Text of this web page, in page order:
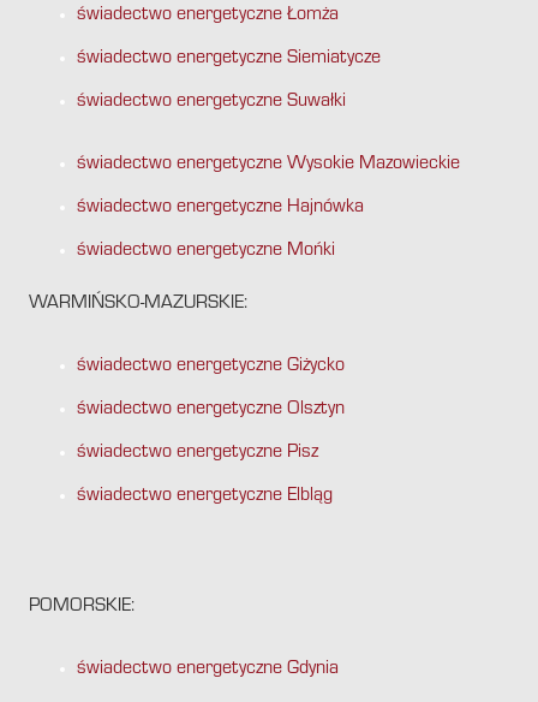
świadectwo energetyczne Łomża
świadectwo energetyczne Siemiatycze
świadectwo energetyczne Suwałki
świadectwo energetyczne Wysokie Mazowieckie
świadectwo energetyczne Hajnówka
świadectwo energetyczne Mońki
WARMIŃSKO-MAZURSKIE:
świadectwo energetyczne Giżycko
świadectwo energetyczne Olsztyn
świadectwo energetyczne Pisz
świadectwo energetyczne Elbląg
POMORSKIE:
świadectwo energetyczne Gdynia